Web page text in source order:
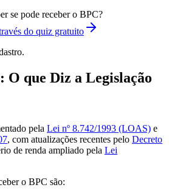
se pode receber o BPC?
do quiz gratuito
que Diz a Legislação
pela Lei nº 8.742/1993 (LOAS) e
, com atualizações recentes pelo Decreto
de renda ampliado pela Lei
o BPC são: